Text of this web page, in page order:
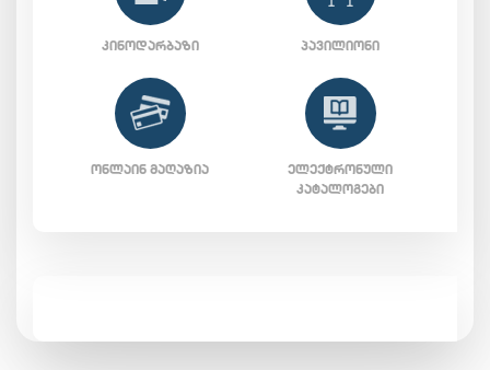
ᲙᲘᲜᲝᲓᲐᲠᲑᲐᲖᲘ ᲞᲐᲕᲘᲚᲘᲝᲜᲘ
ᲝᲜᲚᲐᲘᲜ ᲛᲐᲦᲐᲖᲘᲐ
ᲔᲚᲔᲥᲢᲠᲝᲜᲣᲚᲘ
ᲙᲐᲢᲐᲚᲝᲒᲔᲑᲘ